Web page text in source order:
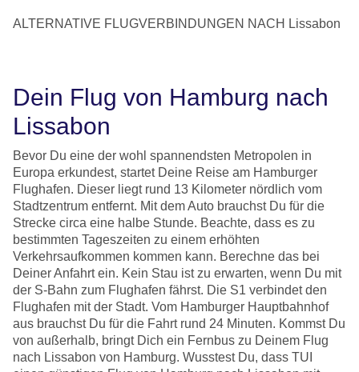
ALTERNATIVE FLUGVERBINDUNGEN NACH Lissabon
Dein Flug von Hamburg nach
Lissabon
Bevor Du eine der wohl spannendsten Metropolen in
Europa erkundest, startet Deine Reise am Hamburger
Flughafen. Dieser liegt rund 13 Kilometer nördlich vom
Stadtzentrum entfernt. Mit dem Auto brauchst Du für die
Strecke circa eine halbe Stunde. Beachte, dass es zu
bestimmten Tageszeiten zu einem erhöhten
Verkehrsaufkommen kommen kann. Berechne das bei
Deiner Anfahrt ein. Kein Stau ist zu erwarten, wenn Du mit
der S-Bahn zum Flughafen fährst. Die S1 verbindet den
Flughafen mit der Stadt. Vom Hamburger Hauptbahnhof
aus brauchst Du für die Fahrt rund 24 Minuten. Kommst Du
von außerhalb, bringt Dich ein Fernbus zu Deinem Flug
nach Lissabon von Hamburg. Wusstest Du, dass TUI